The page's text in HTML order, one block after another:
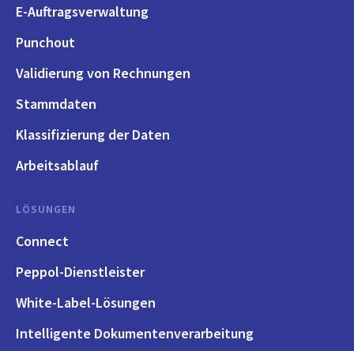
E-Auftragsverwaltung
Punchout
Validierung von Rechnungen
Stammdaten
Klassifizierung der Daten
Arbeitsablauf
LÖSUNGEN
Connect
Peppol-Dienstleister
White-Label-Lösungen
Intelligente Dokumentenverarbeitung